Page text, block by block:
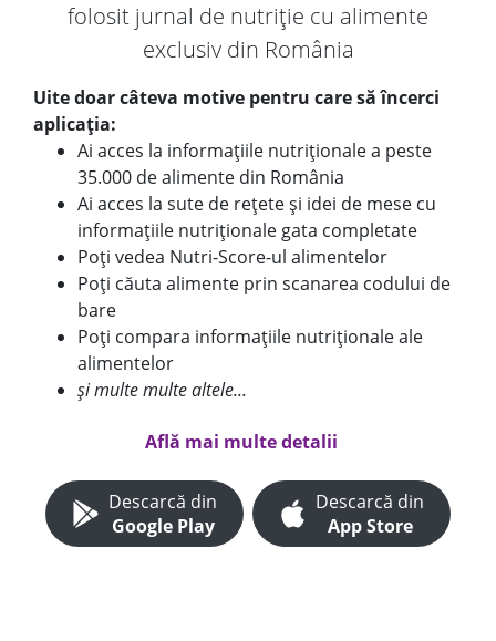
folosit jurnal de nutriție cu alimente
exclusiv din România
Uite doar câteva motive pentru care să încerci
aplicația:
Ai acces la informațiile nutriționale a peste
35.000 de alimente din România
Ai acces la sute de rețete și idei de mese cu
informațiile nutriționale gata completate
Poți vedea Nutri-Score-ul alimentelor
Poți căuta alimente prin scanarea codului de
bare
Poți compara informațiile nutriționale ale
alimentelor
și multe multe altele...
Află mai multe detalii
Descarcă din
Google Play
Descarcă din
App Store